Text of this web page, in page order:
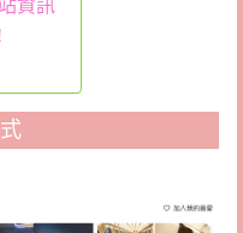
資訊